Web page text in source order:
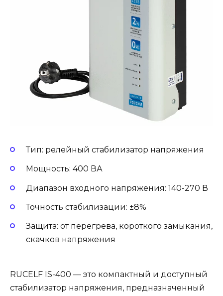
Тип: релейный стабилизатор напряжения
Мощность: 400 ВА
Диапазон входного напряжения: 140-270 В
Точность стабилизации: ±8%
Защита: от перегрева, короткого замыкания,
скачков напряжения
RUCELF IS-400 — это компактный и доступный
стабилизатор напряжения, предназначенный